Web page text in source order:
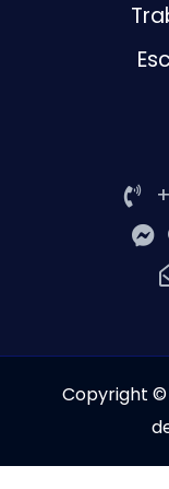
Copyright ©